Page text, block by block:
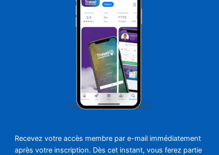
Recevez votre accès membre par e-mail immédiatement
après votre inscription. Dès cet instant, vous ferez partie